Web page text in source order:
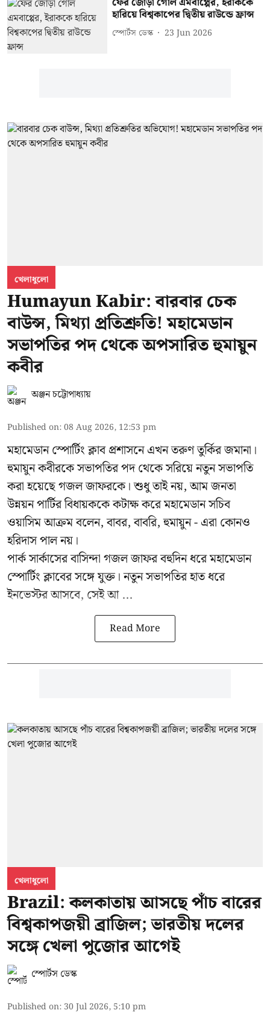
হারিয়ে বিশ্বকাপের দ্বিতীয় রাউন্ডে ফ্রান্স
স্পোর্টস ডেস্ক 23 Jun 2026
খেলাধুলো
Humayun Kabir: বারবার চেক
বাউন্স, মিথ্যা প্রতিশ্রুতি! মহামেডান
সভাপতির পদ থেকে অপসারিত হুমায়ুন
কবীর
অঞ্জন চট্টোপাধ্যায়
Published on:08 Aug 2026, 12:53 pm
মহামেডান স্পোর্টিং ক্লাব প্রশাসনে এখন তরুণ তুর্কির জমানা।
হুমায়ুন কবীরকে সভাপতির পদ থেকে সরিয়ে নতুন সভাপতি
করা হয়েছে গজল জাফরকে। শুধু তাই নয়, আম জনতা
উন্নয়ন পার্টির বিধায়ককে কটাক্ষ করে মহামেডান সচিব
ওয়াসিম আক্রম বলেন, বাবর, বাবরি, হুমায়ুন - এরা কোনও
হরিদাস পাল নয়।
পার্ক সার্কাসের বাসিন্দা গজল জাফর বহুদিন ধরে মহামেডান
স্পোর্টিং ক্লাবের সঙ্গে যুক্ত। নতুন সভাপতির হাত ধরে
ইনভেস্টর আসবে, সেই আ ...
Read More
খেলাধুলো
Brazil: কলকাতায় আসছে পাঁচ বারের
বিশ্বকাপজয়ী ব্রাজিল; ভারতীয় দলের
সঙ্গে খেলা পুজোর আগেই
স্পোর্টস ডেস্ক
Published on: 30 Jul 2026, 5:10 pm